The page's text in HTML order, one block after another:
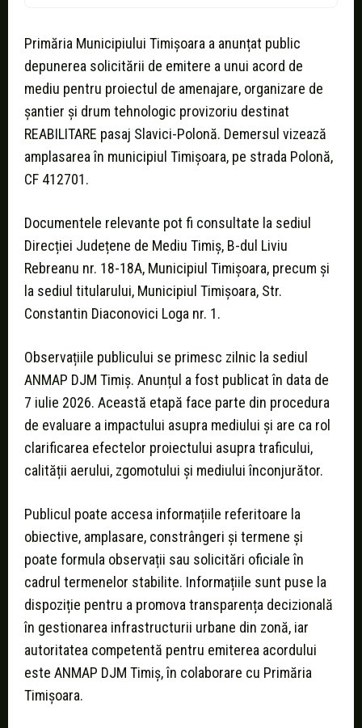
Primăria Municipiului Timișoara a anunțat public
depunerea solicitării de emitere a unui acord de
mediu pentru proiectul de amenajare, organizare de
șantier și drum tehnologic provizoriu destinat
REABILITARE pasaj Slavici-Polonă. Demersul vizează
amplasarea în municipiul Timișoara, pe strada Polonă,
CF 412701.
Documentele relevante pot fi consultate la sediul
Direcției Județene de Mediu Timiș, B-dul Liviu
Rebreanu nr. 18-18A, Municipiul Timișoara, precum și
la sediul titularului, Municipiul Timișoara, Str.
Constantin Diaconovici Loga nr. 1.
Observațiile publicului se primesc zilnic la sediul
ANMAP DJM Timiș. Anunțul a fost publicat în data de
7 iulie 2026. Această etapă face parte din procedura
de evaluare a impactului asupra mediului și are ca rol
clarificarea efectelor proiectului asupra traficului,
calității aerului, zgomotului și mediului înconjurător.
Publicul poate accesa informațiile referitoare la
obiective, amplasare, constrângeri și termene și
poate formula observații sau solicitări oficiale în
cadrul termenelor stabilite. Informațiile sunt puse la
dispoziție pentru a promova transparența decizională
în gestionarea infrastructurii urbane din zonă, iar
autoritatea competentă pentru emiterea acordului
este ANMAP DJM Timiș, în colaborare cu Primăria
Timișoara.